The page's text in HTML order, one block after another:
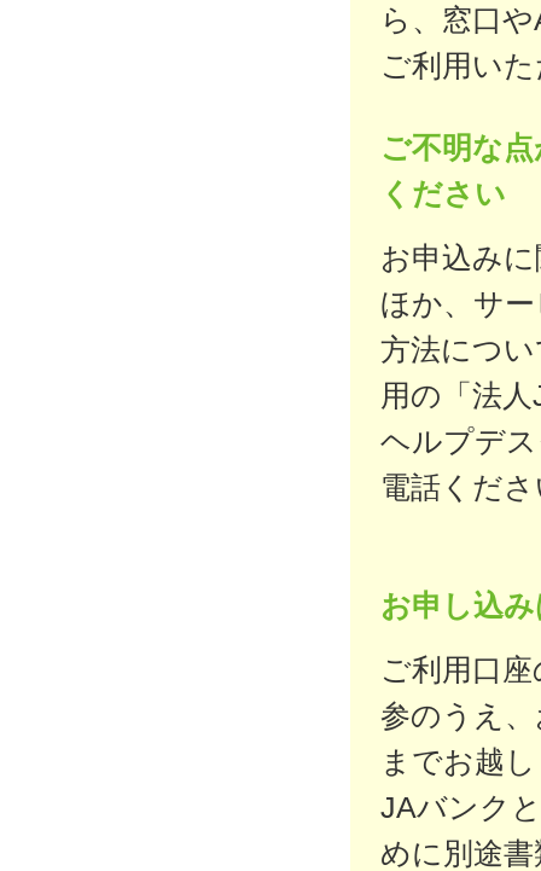
ら、窓口
ご利用い
ご不明な
ください
お申込み
ほか、サ
方法につ
用の「法
ヘルプデ
電話くだ
お申し込
ご利用口
参のうえ
までお越
JAバンク
めに別途